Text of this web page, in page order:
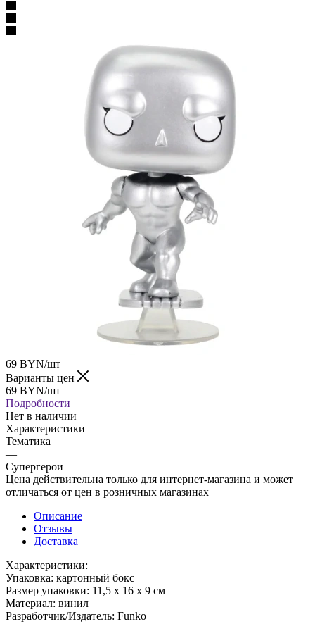
69 BYN/шт
Варианты цен
69 BYN/шт
Подробности
Нет в наличии
Характеристики
Тематика
—
Супергерои
Цена действительна только для интернет-магазина и может
отличаться от цен в розничных магазинах
Описание
Отзывы
Доставка
Характеристики:
Упаковка: картонный бокс
Размер упаковки: 11,5 х 16 х 9 см
Материал: винил
Разработчик/Издатель: Funko